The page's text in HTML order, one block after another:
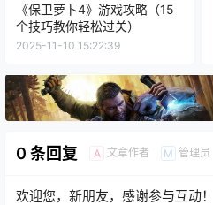
《保卫萝卜4》游戏攻略（15
个技巧教你轻松过关）
2025-11-10 15:22:39
0 条回复 A 文章作者 M 管理员
欢迎您，新朋友，感谢参与互动！